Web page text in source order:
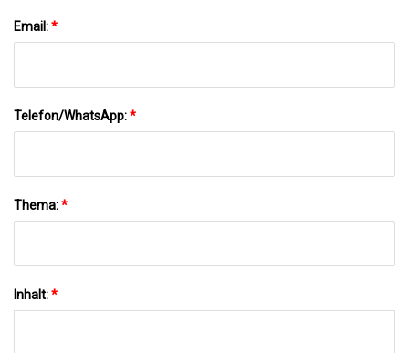
Email:*
Telefon/WhatsApp:*
Thema:*
Inhalt:*